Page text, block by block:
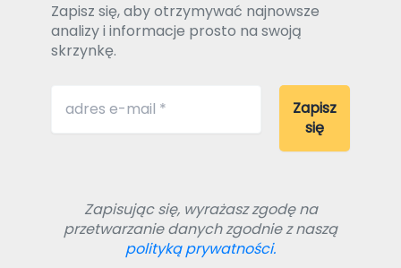
Zapisz się, aby otrzymywać najnowsze
analizy i informacje prosto na swoją
skrzynkę.
Zapisując się, wyrażasz zgodę na
przetwarzanie danych zgodnie z naszą
polityką prywatności.